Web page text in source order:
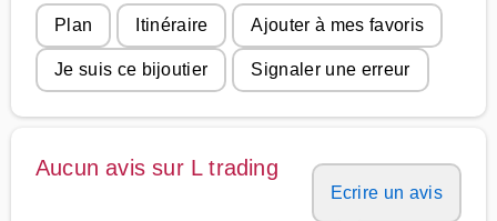
Plan Itinéraire Ajouter à mes favoris
Je suis ce bijoutier Signaler une erreur
Aucun avis sur L trading
Ecrire un avis